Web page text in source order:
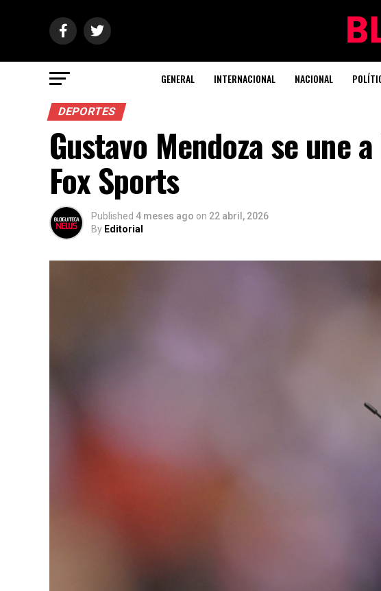
GENERAL INTERNACIONAL NACIONAL
DEPORTES
Gustavo Mendoza se une
Fox Sports
Published 4 meses ago on 22 abril, 2026
By Editorial